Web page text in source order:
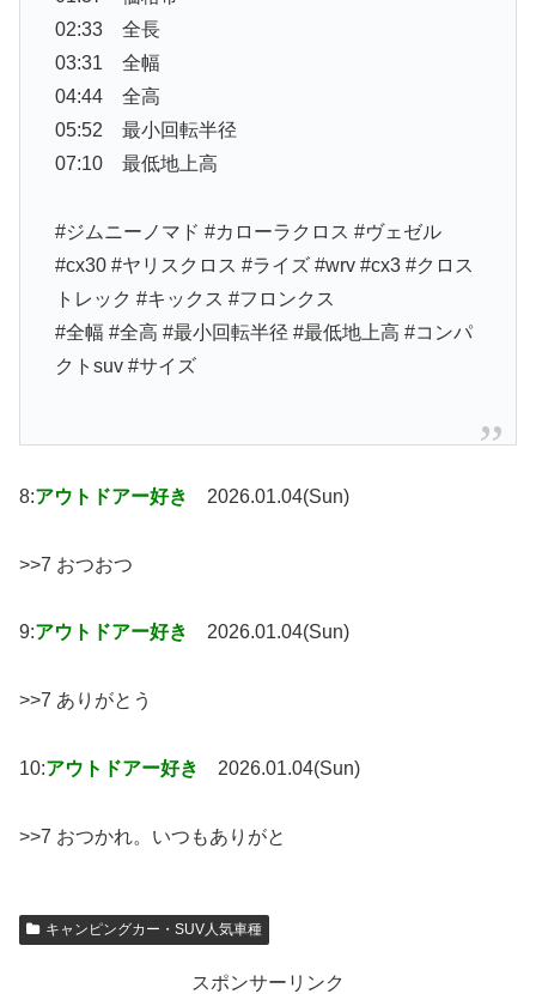
02:33 全長
03:31 全幅
04:44 全高
05:52 最小回転半径
07:10 最低地上高
#ジムニーノマド #カローラクロス #ヴェゼル
#cx30 #ヤリスクロス #ライズ #wrv #cx3 #クロス
トレック #キックス #フロンクス
#全幅 #全高 #最小回転半径 #最低地上高 #コンパ
クトsuv #サイズ
8:アウトドアー好き 2026.01.04(Sun)
>>7 おつおつ
9:アウトドアー好き 2026.01.04(Sun)
>>7 ありがとう
10:アウトドアー好き 2026.01.04(Sun)
>>7 おつかれ。いつもありがと
キャンピングカー・SUV人気車種
スポンサーリンク